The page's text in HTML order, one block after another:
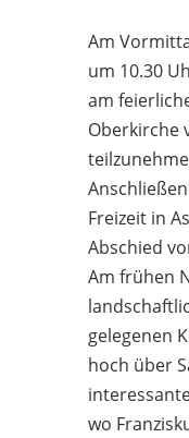
Am
um 10.30
am
Oberkirche
Freizeit in
Abschied
Am frühen
gelegenen
hoch über
wo